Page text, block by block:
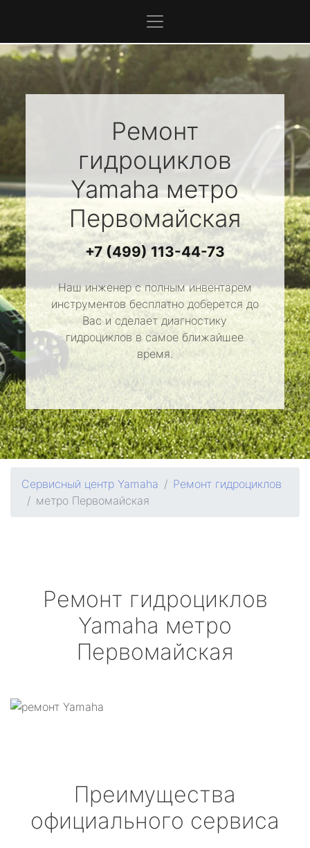
Ремонт
гидроциклов
Yamaha метро
Первомайская
+7 (499) 113-44-73
Наш инженер с полным инвентарем
инструментов бесплатно доберется до
Вас и сделает диагностику
гидроциклов в самое ближайшее
время.
Сервисный центр Yamaha
Ремонт гидроциклов
метро Первомайская
Ремонт гидроциклов
Yamaha метро
Первомайская
Преимущества
официального сервиса